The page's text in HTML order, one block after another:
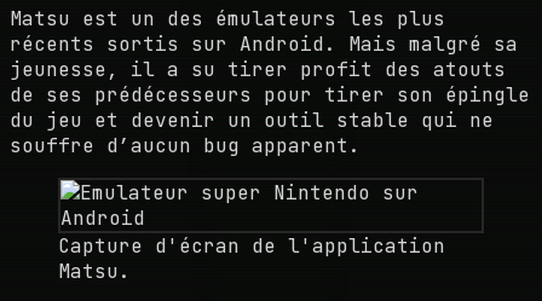
Matsu est un des émulateurs les plus
récents sortis sur Android. Mais malgré sa
jeunesse, il a su tirer profit des atouts
de ses prédécesseurs pour tirer son épingle
du jeu et devenir un outil stable qui ne
souffre d’aucun bug apparent.
Capture d'écran de l'application
Matsu.